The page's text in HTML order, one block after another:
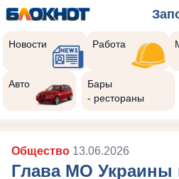
Новости Работа
Авто
Бары
- рестораны
Общество 13.06.2026
Глава МО Украины